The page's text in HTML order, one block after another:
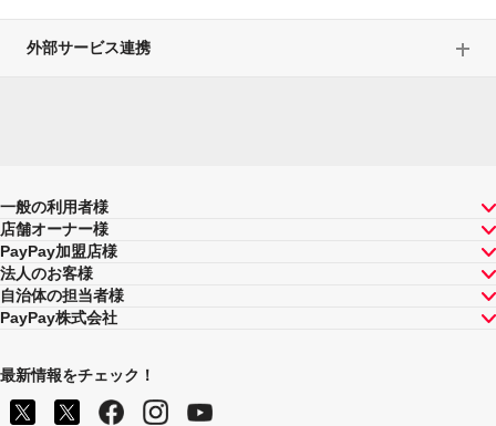
外部サービス連携
一般の利用者様
店舗オーナー様
PayPay加盟店様
法人のお客様
自治体の担当者様
PayPay株式会社
最新情報をチェック！